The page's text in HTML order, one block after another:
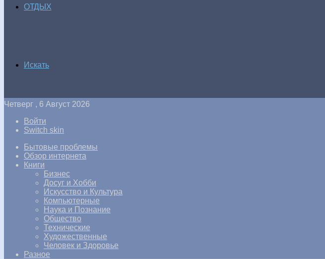
ОТДЫХ
Искать
Четверг , 6 Август 2026
Войти
Switch skin
Бытовые проблемы
Обзор интернета
Книги
Бизнес
Досуг и Хобби
Искусство и Культура
Компьютерные
Наука и Познание
Общество
Технические
Художественные
Человек и Здоровье
Разное